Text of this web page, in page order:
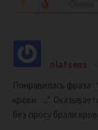
olafsens
Понравилась фраза
крови…..”.
без просу брали